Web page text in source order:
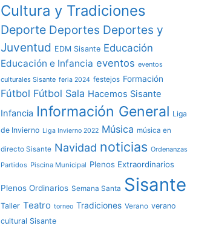
Cultura y Tradiciones
Deporte Deportes Deportes y
Juventud EDM Sisante Educación
Educación e Infancia eventos eventos
culturales Sisante feria 2024 festejos Formación
Fútbol Fútbol Sala Hacemos Sisante
Infancia Información General Liga
de Invierno Liga Invierno 2022 Música música en
directo Sisante Navidad noticias Ordenanzas
Partidos Piscina Municipal Plenos Extraordinarios
Plenos Ordinarios Semana Santa Sisante
Taller Teatro torneo Tradiciones Verano verano
cultural Sisante